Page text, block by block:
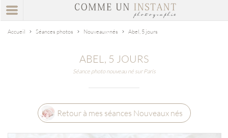
Accueil Séances photos Nouveaux-nés Abel, 5 jours
ABEL, 5 JOURS
Séance photo nouveau né sur Paris
Retour à mes séances Nouveaux nés